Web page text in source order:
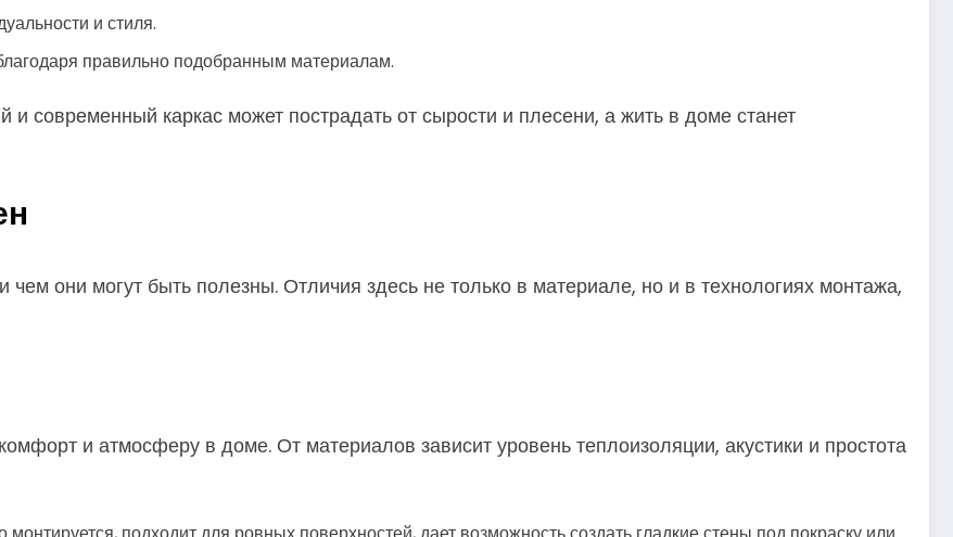
и стиля.
правильно подобранным материалам.
современный каркас может пострадать от сырости и плесени, а жить в доме станет
они могут быть полезны. Отличия здесь не только в материале, но и в технологиях монтажа,
и атмосферу в доме. От материалов зависит уровень теплоизоляции, акустики и простота